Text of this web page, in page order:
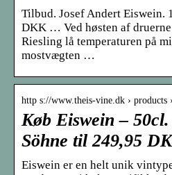
Tilbud. Josef Andert Eiswein.
DKK … Ved høsten af
Riesling lå temperaturen på
mostvægten …
http s://www.theis-vine.dk › products
Køb Eiswein –
Söhne til 249,95
Eiswein er en helt unik